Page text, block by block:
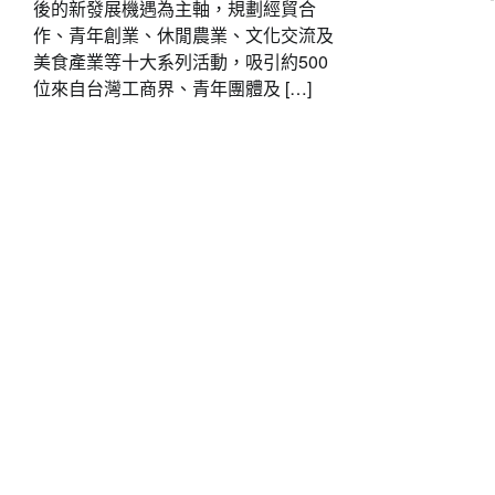
後的新發展機遇為主軸，規劃經貿合
作、青年創業、休閒農業、文化交流及
美食產業等十大系列活動，吸引約500
位來自台灣工商界、青年團體及 […]